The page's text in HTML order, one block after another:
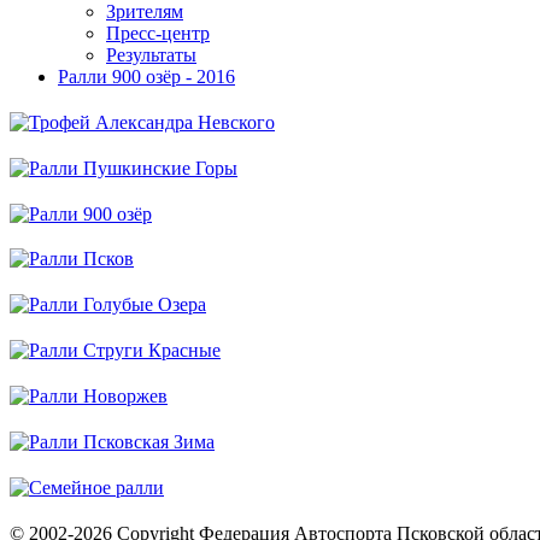
Зрителям
Пресс-центр
Результаты
Ралли 900 озёр - 2016
© 2002-2026 Copyright Федерация Автоспорта Псковской